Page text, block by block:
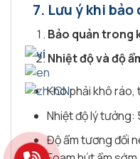
7. Lưu ý khi bảo
Bảo quản trong
Nhiệt độ và độ
Kho phải khô
Nhiệt độ lý tưởng:
Độ ẩm tương đối